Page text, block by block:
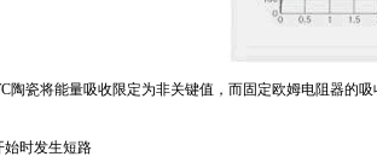
陶瓷将能量吸收限定为非关键值，而固定欧姆电阻器的
时发生短路